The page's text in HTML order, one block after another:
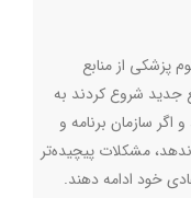
پزشکی از منابع
جدید شروع کردند به
اگر سازمان برنامه و
مشکلات پیچیده‌تر
خود ادامه دهند.